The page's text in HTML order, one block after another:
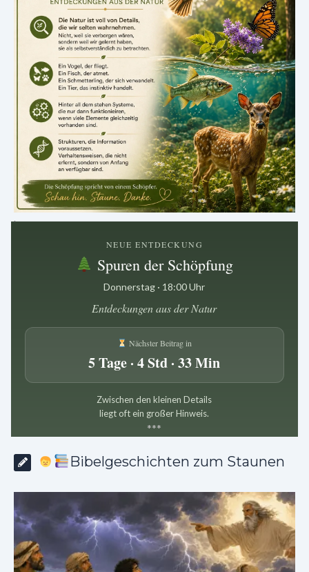
.
NEUE ENTDECKUNG
Spuren der Schöpfung
Donnerstag · 18:00 Uhr
Entdeckungen aus der Natur
Nächster Beitrag in
5 Tage · 4 Std · 33 Min
Zwischen den kleinen Details
liegt oft ein großer Hinweis.
***
Bibelgeschichten zum Staunen